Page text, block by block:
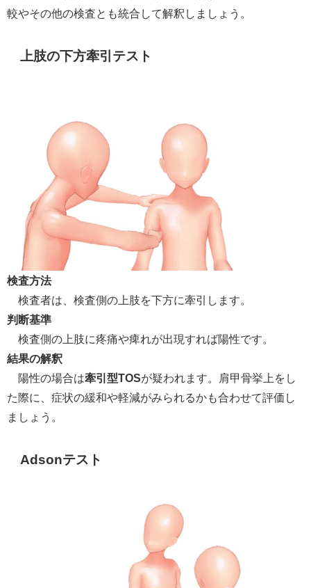
較やその他の検査とも統合して解釈しましょう。
上肢の下方牽引テスト
検査方法
検査者は、検査側の上肢を下方に牽引します。
判断基準
検査側の上肢に疼痛や痺れが出現すれば陽性です。
結果の解釈
陽性の場合は牽引型TOSが疑われます。肩甲骨挙上をし
た際に、症状の緩和や軽減がみられるかも合わせて評価し
ましょう。
Adsonテスト